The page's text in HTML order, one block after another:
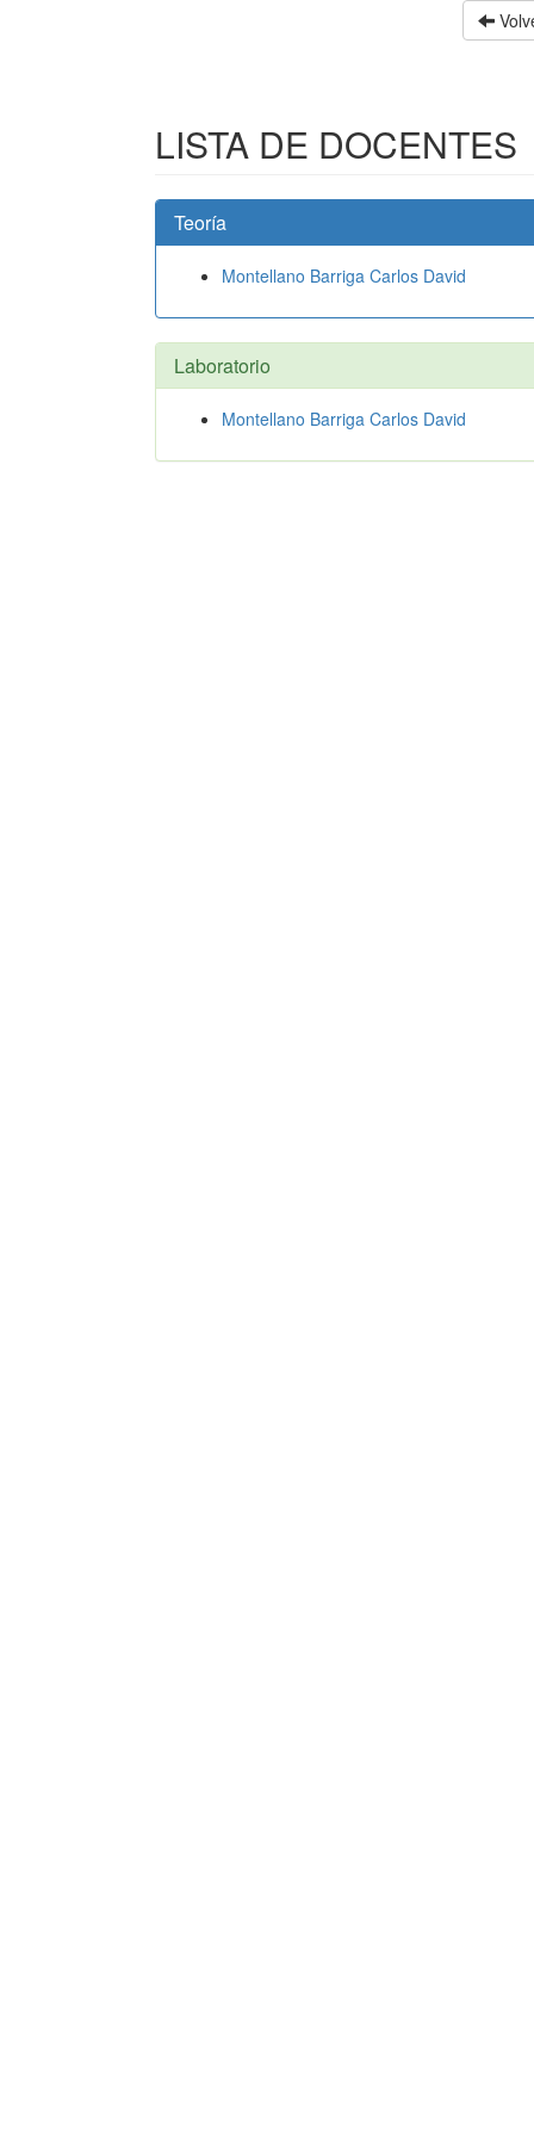
LISTA DE DOCENTES
Teoría
Montellano Barriga Carlos David
Laboratorio
Montellano Barriga Carlos David